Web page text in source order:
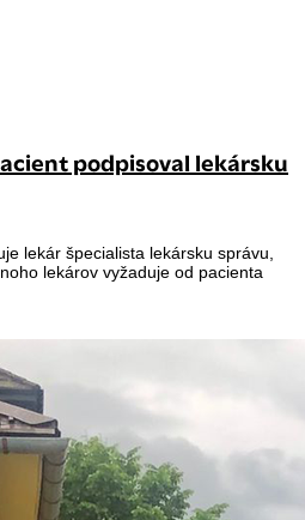
podpisoval lekársku
lekár špecialista lekársku správu,
lekárov vyžaduje od pacienta